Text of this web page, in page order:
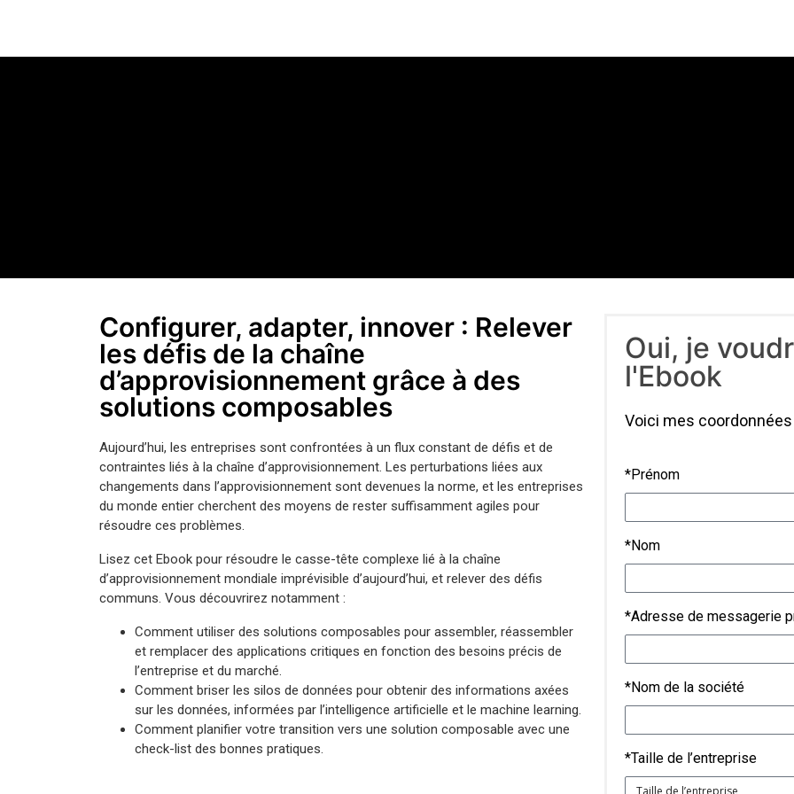
Configurer, adapter, innover : Relever
les défis de la chaîne
d’approvisionnement grâce à des
solutions composables
Aujourd’hui, les entreprises sont confrontées à un flux constant de défis et de
contraintes liés à la chaîne d’approvisionnement. Les perturbations liées aux
changements dans l’approvisionnement sont devenues la norme, et les entreprises
du monde entier cherchent des moyens de rester suffisamment agiles pour
résoudre ces problèmes.
Lisez cet Ebook pour résoudre le casse-tête complexe lié à la chaîne
d’approvisionnement mondiale imprévisible d’aujourd’hui, et relever des défis
communs. Vous découvrirez notamment :
Comment utiliser des solutions composables pour assembler, réassembler
et remplacer des applications critiques en fonction des besoins précis de
l’entreprise et du marché.
Comment briser les silos de données pour obtenir des informations axées
sur les données, informées par l’intelligence artificielle et le machine learning.
Comment planifier votre transition vers une solution composable avec une
check-list des bonnes pratiques.
Oui, je
l'Ebook
Voici mes coordonnées
*Prénom
*Nom
*Adresse de messagerie
*Nom de la société
*Taille de l’entreprise